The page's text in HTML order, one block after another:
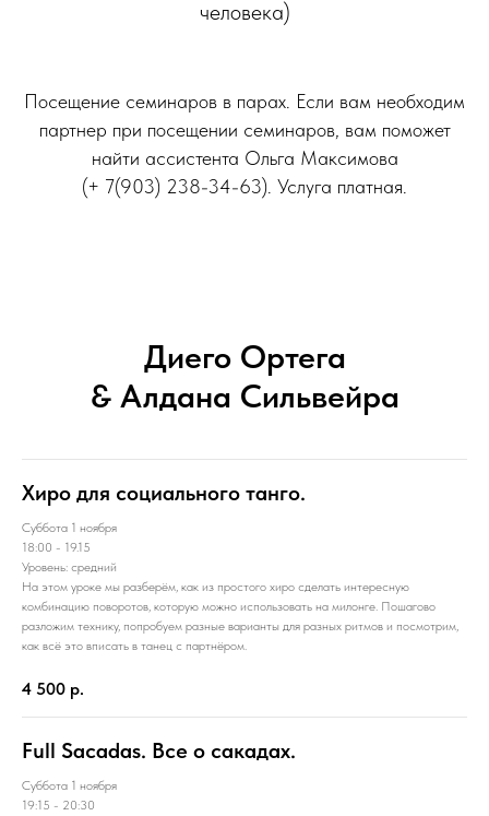
человека)
Посещение семинаров в парах. Если вам необходим
партнер при посещении семинаров, вам поможет
найти ассистента Ольга Максимова
(+ 7(903) 238-34-63). Услуга платная.
Диего Ортега
& Алдана Сильвейра
Хиро для социального танго.
Суббота 1 ноября
18:00 - 19.15
Уровень: средний
На этом уроке мы разберём, как из простого хиро сделать интересную
комбинацию поворотов, которую можно использовать на милонге. Пошагово
разложим технику, попробуем разные варианты для разных ритмов и посмотрим,
как всё это вписать в танец с партнёром.
4 500 р.
Full Sacadas. Все о сакадах.
Суббота 1 ноября
19:15 - 20:30